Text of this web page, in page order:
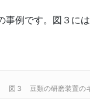
事例です。図３に
図３ 豆類の研磨装置の